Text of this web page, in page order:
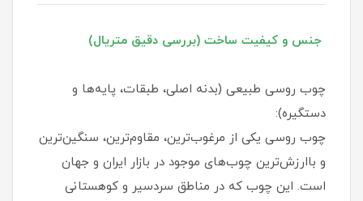
جنس و کیفیت ساخت (بررسی دقیق متریال)
چوب روسی طبیعی (بدنه اصلی، طبقات، پایه‌ها و
دستگیره):
چوب روسی یکی از مرغوب‌ترین، مقاوم‌ترین، سنگین‌ترین
و باارزش‌ترین چوب‌های موجود در بازار ایران و جهان
است. این چوب که در مناطق سردسیر و کوهستانی